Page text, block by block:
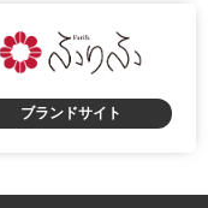
ブランドサイト